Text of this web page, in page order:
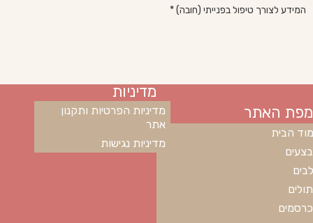
המידע לצורך טיפול בפנייתי (חובה) *
מפת האתר
הבית
מדיניות
מדיניות הפרטיות ותקנון
אתר
מדיניות נגישות